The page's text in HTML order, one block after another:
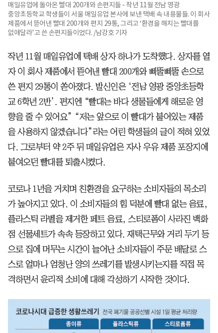
매일유업에 돌아온 빨대 200개와 손편지들 - 작년 11월 전남 영광
중앙초등학교 학생들이 서울 매일유업 본사에 보낸 택배 속 내용물들. 이 회사
제품에서 뜯어낸 빨대 200개와 편지 29통, 그리고 ‘환경을 해치는 빨대를
없애달라’고 쓴 손편지들이었다. /남강호 기자
작년 11월 매일유업에 택배 상자 하나가 도착했다. 상자를 열
자 이 회사 제품에서 뜯어낸 빨대 200개와 삐뚤삐뚤 손으로
쓴 편지 29통이 쏟아졌다. 발신인은 ‘전남 영광 중앙초등학
교 6학년 2반’. 편지엔 “빨대는 바다 생물들에게 해로운 영
향을 줄 수 있어요” “저는 앞으로 이 빨대가 붙어있는 제품
을 사용하지 않겠습니다”라는 어린 학생들의 글이 적혀 있었
다. 그로부터 약 2주 뒤 매일유업은 자사 우유 제품 포장지에
붙여오던 빨대를 퇴출시켰다.
코로나 1년을 거치며 친환경을 요구하는 소비자들의 목소리
가 높아지고 있다. 이 소비자들의 힘 덕분에 빨대 없는 음료,
플라스틱 라벨을 제거한 페트 음료, 스티로폼이 사라진 백화
점 선물세트가 속속 등장하고 있다. 재택근무와 거리 두기 등
으로 집에 머무는 시간이 늘어난 소비자들이 주문 배달로 스
스로 얼마나 엄청난 양의 쓰레기를 발생시키는지를 직접 목
격하면서 윤리적 소비에 대해 각성하기 시작한 것이다.